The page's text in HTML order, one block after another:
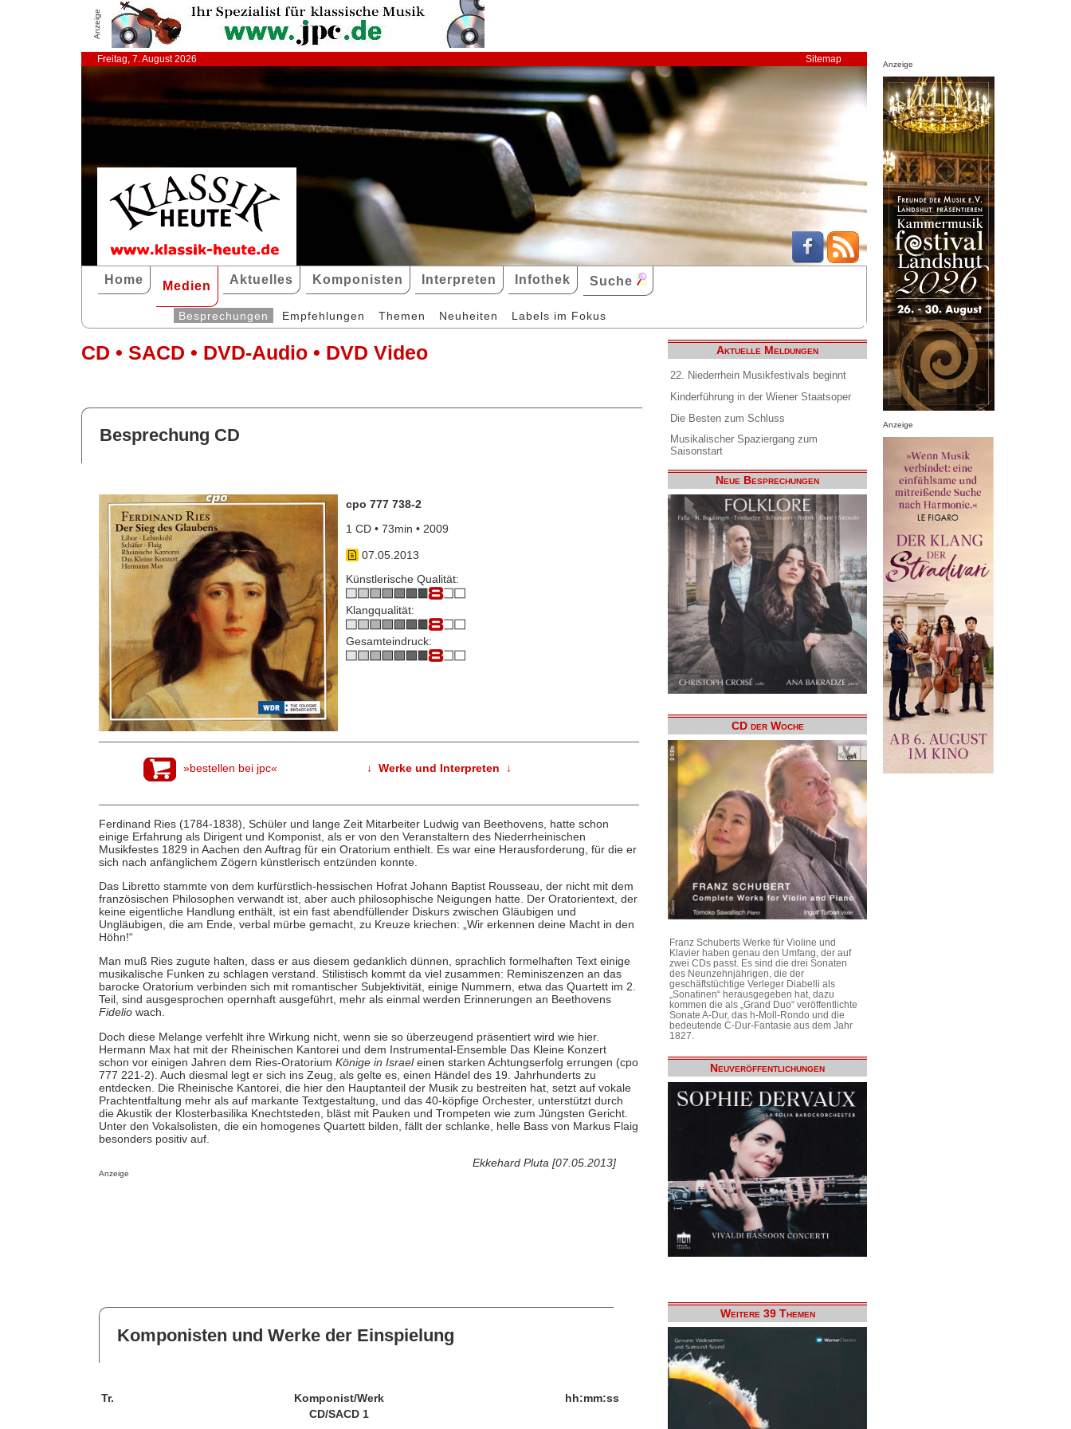
Anzeige
Freitag, 7. August 2026 Sitemap
Home Medien Aktuelles Komponisten Interpreten Infothek Suche
Besprechungen Empfehlungen Themen Neuheiten Labels im Fokus
CD • SACD • DVD-Audio • DVD Video
Besprechung CD
cpo 777 738-2
1 CD • 73min • 2009
07.05.2013
Künstlerische Qualität:
Klangqualität:
Gesamteindruck:
»bestellen bei jpc« ↓ Werke und Interpreten ↓
Ferdinand Ries (1784-1838), Schüler und lange Zeit Mitarbeiter Ludwig van Beethovens, hatte schon
einige Erfahrung als Dirigent und Komponist, als er von den Veranstaltern des Niederrheinischen
Musikfestes 1829 in Aachen den Auftrag für ein Oratorium enthielt. Es war eine Herausforderung, für die er
sich nach anfänglichem Zögern künstlerisch entzünden konnte.
Das Libretto stammte von dem kurfürstlich-hessischen Hofrat Johann Baptist Rousseau, der nicht mit dem
französischen Philosophen verwandt ist, aber auch philosophische Neigungen hatte. Der Oratorientext, der
keine eigentliche Handlung enthält, ist ein fast abendfüllender Diskurs zwischen Gläubigen und
Ungläubigen, die am Ende, verbal mürbe gemacht, zu Kreuze kriechen: „Wir erkennen deine Macht in den
Höhn!“
Man muß Ries zugute halten, dass er aus diesem gedanklich dünnen, sprachlich formelhaften Text einige
musikalische Funken zu schlagen verstand. Stilistisch kommt da viel zusammen: Reminiszenzen an das
barocke Oratorium verbinden sich mit romantischer Subjektivität, einige Nummern, etwa das Quartett im 2.
Teil, sind ausgesprochen opernhaft ausgeführt, mehr als einmal werden Erinnerungen an Beethovens
Fideliowach.
Doch diese Melange verfehlt ihre Wirkung nicht, wenn sie so überzeugend präsentiert wird wie hier.
Hermann Max hat mit der Rheinischen Kantorei und dem Instrumental-Ensemble Das Kleine Konzert
schon vor einigen Jahren dem Ries-Oratorium Könige in Israeleinen starken Achtungserfolg errungen (cpo
777 221-2). Auch diesmal legt er sich ins Zeug, als gelte es, einen Händel des 19. Jahrhunderts zu
entdecken. Die Rheinische Kantorei, die hier den Hauptanteil der Musik zu bestreiten hat, setzt auf vokale
Prachtentfaltung mehr als auf markante Textgestaltung, und das 40-köpfige Orchester, unterstützt durch
die Akustik der Klosterbasilika Knechtsteden, bläst mit Pauken und Trompeten wie zum Jüngsten Gericht.
Unter den Vokalsolisten, die ein homogenes Quartett bilden, fällt der schlanke, helle Bass von Markus Flaig
besonders positiv auf.
Ekkehard Pluta [07.05.2013]
Anzeige
Komponisten und Werke der Einspielung
Tr. Komponist/Werk
hh:mm:ss
CD/SACD 1
Aktuelle Meldungen
22. Niederrhein Musikfestivals beginnt
Kinderführung in der Wiener Staatsoper
Die Besten zum Schluss
Musikalischer Spaziergang zum
Saisonstart
Neue Besprechungen
CD der Woche
Franz Schuberts Werke für Violine und
Klavier haben genau den Umfang, der auf
zwei CDs passt. Es sind die drei Sonaten
des Neunzehnjährigen, die der
geschäftstüchtige Verleger Diabelli als
„Sonatinen“ herausgegeben hat, dazu
kommen die als „Grand Duo“ veröffentlichte
Sonate A-Dur, das h-Moll-Rondo und die
bedeutende C-Dur-Fantasie aus dem Jahr
1827.
Neuveröffentlichungen
Weitere 39 Themen
Anzeige
Anzeige